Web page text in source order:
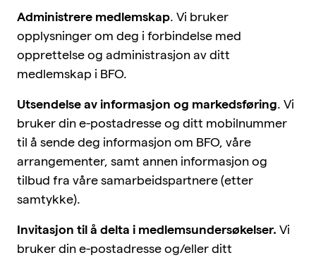
Administrere medlemskap. Vi bruker
opplysninger om deg i forbindelse med
opprettelse og administrasjon av ditt
medlemskap i BFO.
Utsendelse av informasjon og markedsføring. Vi
bruker din e-postadresse og ditt mobilnummer
til å sende deg informasjon om BFO, våre
arrangementer, samt annen informasjon og
tilbud fra våre samarbeidspartnere (etter
samtykke).
Invitasjon til å delta i medlemsundersøkelser. Vi
bruker din e-postadresse og/eller ditt